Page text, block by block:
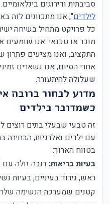
סביבתית ודירוגים
לילדים", אנו מתכוונים לזה
כל פרויקט מתחיל בשיחה
מוכר או טכנאי. אנו
התקציב, ואנו מציעים
אחרי הסיום, אנו נשארים
שעלולה להיתעורר.
מדוע לבחור ברובה
כשמדובר בילדים
זה טבעי שבעלי בתים
עם ילדים ואלרגיות, הבחירה
בטווח הארוך:
בעיות בריאות:
ראש, גירוד בעיניים, בעיות
קטנים שמערכת הנשימה